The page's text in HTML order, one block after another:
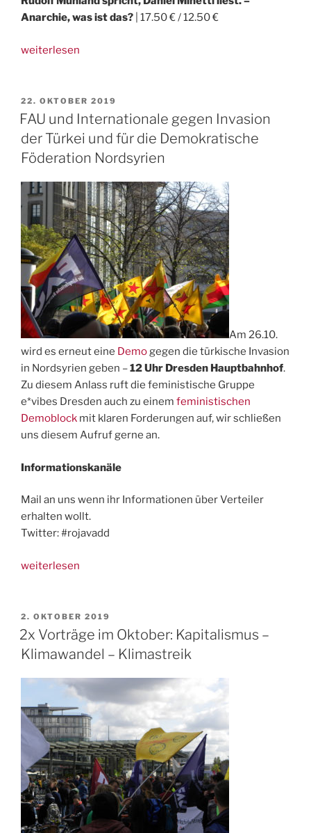
Anarchie, was ist das? | 17.50 € / 12.50 €
„Syndikalismus
Großstädte
–
Vorträge
in
Freiberg
und
Weesenstein
dieses
Wochenende“
weiterlesen
VERÖFFENTLICHT
AM
22. OKTOBER 2019
FAU und Internationale gegen Invasion
der Türkei und für die Demokratische
Föderation Nordsyrien
Am 26.10.
wird es erneut eine Demogegen die türkische Invasion
in Nordsyrien geben –12 Uhr Dresden Hauptbahnhof.
Zu diesem Anlass ruft die feministische Gruppe
e*vibes Dresden auch zu einem feministischen
Demoblock mit klaren Forderungen auf, wir schließen
uns diesem Aufruf gerne an.
Informationskanäle
Mail an uns wenn ihr Informationen über Verteiler
erhalten wollt.
Twitter: #rojavadd
„FAU
gegen
Invasion
der
und
die
Demokratische
Föderation
Nordsyrien“
weiterlesen
VERÖFFENTLICHT
AM
2. OKTOBER 2019
2x Vorträge im Oktober: Kapitalismus –
Klimawandel – Klimastreik